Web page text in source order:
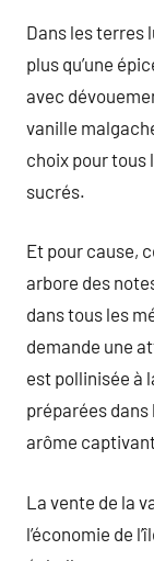
Dans les terres
plus qu’une
avec
vanille
choix pour tous
sucrés.
Et pour cause,
arbore des
dans tous les
demande une
est pollinisée à
préparées dans
arôme
La vente de la
l’économie de